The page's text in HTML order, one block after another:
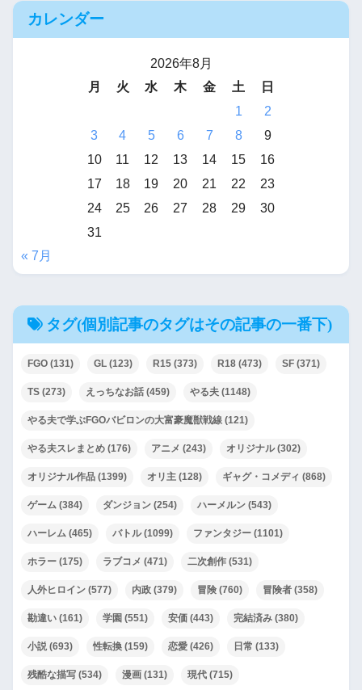
カレンダー
2026年8月
月
火 水 木 金 土
日
1
2
3
4 5 6 7 8
9
10
11 12 13 14 15
16
17
18 19 20 21 22
23
24
25 26 27 28 29
30
31
« 7月
タグ(個別記事のタグはその記事の一番下)
FGO (131) GL (123) R15 (373) R18 (473) SF (371)
TS (273) えっちなお話 (459) やる夫 (1148)
やる夫で学ぶFGOバビロンの大富豪魔獣戦線 (121)
やる夫スレまとめ (176) アニメ (243) オリジナル(302)
オリジナル作品 (1399) オリ主 (128) ギャグ・コメディ (868)
ゲーム (384) ダンジョン (254) ハーメルン (543)
ハーレム (465) バトル(1099) ファンタジー (1101)
ホラー (175) ラブコメ (471) 二次創作 (531)
人外ヒロイン (577) 内政 (379) 冒険 (760) 冒険者 (358)
勘違い (161) 学園 (551) 安価 (443) 完結済み (380)
小説(693) 性転換 (159) 恋愛 (426) 日常 (133)
残酷な描写 (534) 漫画 (131) 現代 (715)